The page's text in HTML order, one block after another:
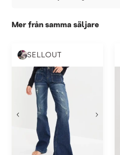
Mer från samma säljare
SELLOUT